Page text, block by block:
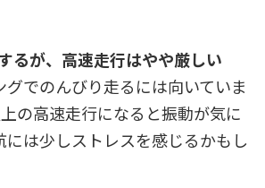
るが、高速走行はやや厳しい
でのんびり走るには向いていま
の高速走行になると振動が気に
には少しストレスを感じるかもし